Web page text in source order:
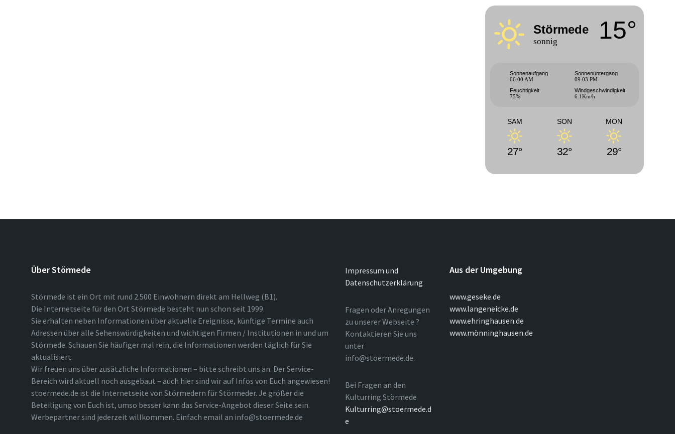
Störmede
sonnig 15°
Sonnenaufgang
06:00 AM
Sonnenuntergang
09:03 PM
Feuchtigkeit
75%
Windgeschwindigkeit
6.1Km/h
SAM
27°
SON
32°
MON
29°
Über Störmede
Störmede ist ein Ort mit rund 2.500 Einwohnern direkt am Hellweg (B1).
Die Internetseite für den Ort Störmede besteht nun schon seit 1999.
Sie erhalten neben Informationen über aktuelle Ereignisse, künftige Termine auch
Adressen über alle Sehenswürdigkeiten und wichtigen Firmen / Institutionen in und um
Störmede. Schauen Sie häufiger mal rein, die Informationen werden täglich für Sie
aktualisiert.
Wir freuen uns über zusätzliche Informationen – bitte schreibt uns an. Der Service-
Bereich wird aktuell noch ausgebaut – auch hier sind wir auf Infos von Euch angewiesen!
stoermede.de ist die Internetseite von Störmedern für Störmeder. Je größer die
Beteiligung von Euch ist, umso besser kann das Service-Angebot dieser Seite sein.
Werbepartner sind jederzeit willkommen. Einfach email an info@stoermede.de
Impressum und
Datenschutzerklärung
Fragen oder Anregungen
zu unserer Webseite ?
Kontaktieren Sie uns
unter
info@stoermede.de.
Bei Fragen an den
Kulturring Störmede
Kulturring@stoermede.d
e
Aus der Umgebung
www.geseke.de
www.langeneicke.de
www.ehringhausen.de
www.mönninghausen.de